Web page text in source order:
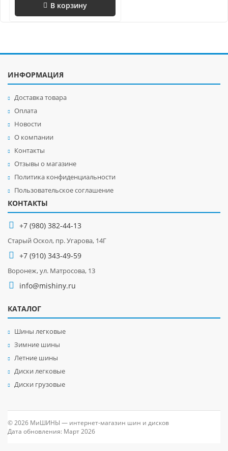
В корзину
ИНФОРМАЦИЯ
Доставка товара
Оплата
Новости
О компании
Контакты
Отзывы о магазине
Политика конфиденциальности
Пользовательское соглашение
КОНТАКТЫ
+7 (980) 382-44-13
Старый Оскол, пр. Угарова, 14Г
+7 (910) 343-49-59
Воронеж, ул. Матросова, 13
info@mishiny.ru
КАТАЛОГ
Шины легковые
Зимние шины
Летние шины
Диски легковые
Диски грузовые
© 2026 МиШИНЫ — интернет-магазин шин и дисков
Дата обновления: Март 2026